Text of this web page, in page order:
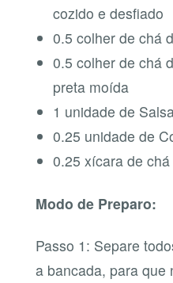
cozido e desfiado
0.5 colher de chá
0.5 colher de chá
preta moída
1 unidade de
0.25 unidade de
0.25 xícara de
Modo de Preparo:
Passo 1: Separe
a bancada, para que